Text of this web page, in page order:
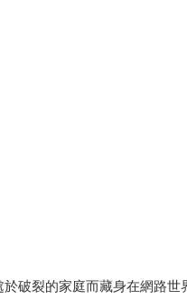
破裂的家庭而藏身在網路